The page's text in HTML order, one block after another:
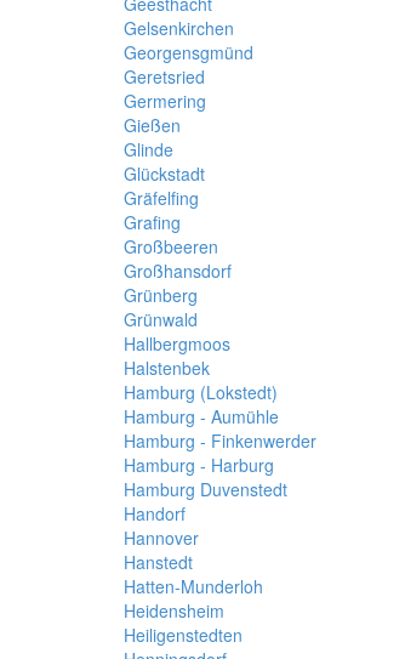
Gelsenkirchen
Georgensgmünd
Geretsried
Germering
Gießen
Glinde
Glückstadt
Gräfelfing
Grafing
Großbeeren
Großhansdorf
Grünberg
Grünwald
Hallbergmoos
Halstenbek
Hamburg (Lokstedt)
Hamburg - Aumühle
Hamburg - Finkenwerder
Hamburg - Harburg
Hamburg Duvenstedt
Handorf
Hannover
Hanstedt
Hatten-Munderloh
Heidensheim
Heiligenstedten